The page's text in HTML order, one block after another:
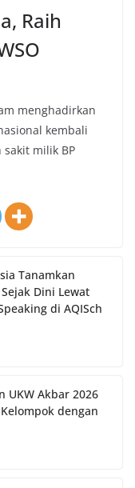
Raih
menghadirkan
kembali
milik BP
Tanamkan
Dini Lewat
di AQISch
UKW Akbar 2026
dengan